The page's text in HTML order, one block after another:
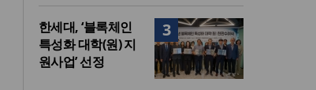
3
한세대, ‘블록체인
특성화 대학(원) 지
원사업’ 선정